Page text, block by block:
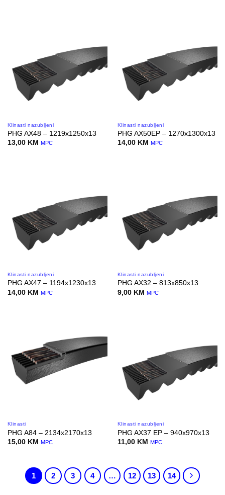
Klinasti nazubljeni
PHG AX48 – 1219x1250x13
13,00 KM MPC
Klinasti nazubljeni
PHG AX50EP – 1270x1300x13
14,00 KM MPC
Klinasti nazubljeni
PHG AX47 – 1194x1230x13
14,00 KM MPC
Klinasti nazubljeni
PHG AX32 – 813x850x13
9,00 KM MPC
Klinasti
PHG A84 – 2134x2170x13
15,00 KM MPC
Klinasti nazubljeni
PHG AX37 EP – 940x970x13
11,00 KM MPC
1 2 3 4 … 12 13 14